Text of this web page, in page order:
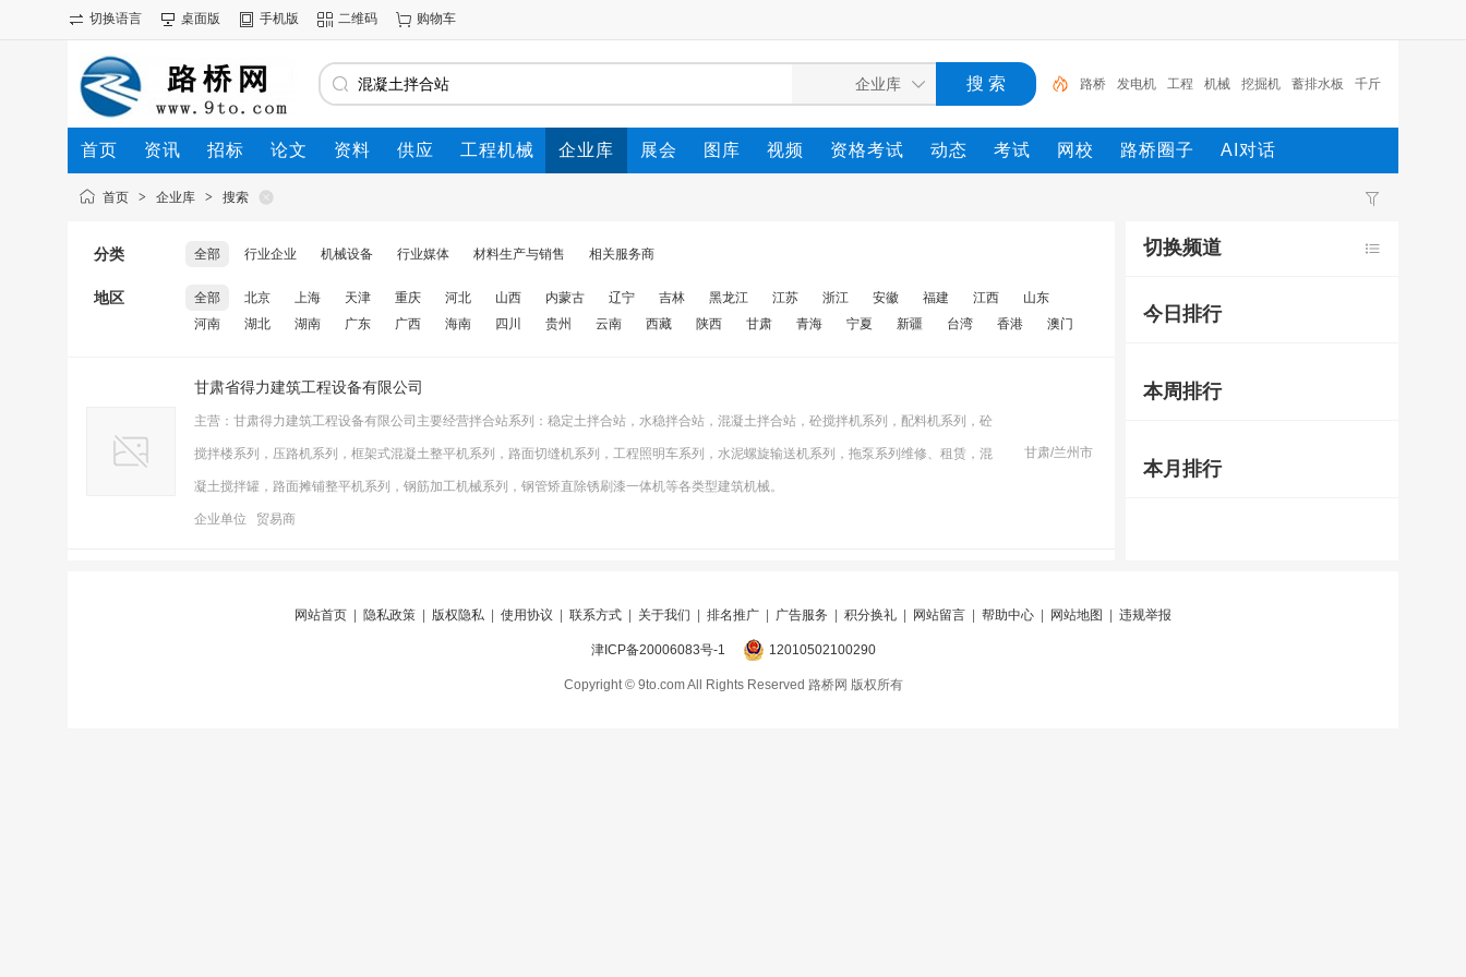
切换语言 桌面版 手机版 二维码 购物车
路桥 发电机 工程 机械 挖掘机 蓄排水板 千斤
顶 试验箱 土工格栅 土工布
首页 资讯 招标 论文 资料 供应 工程机械 企业库 展会 图库 视频 资格考试 动态 考试 网校 路桥圈子 AI对话
首页 > 企业库 > 搜索
分类 全部 行业企业 机械设备 行业媒体 材料生产与销售 相关服务商
地区 全部 北京 上海 天津 重庆 河北 山西 内蒙古 辽宁 吉林 黑龙江 江苏 浙江 安徽 福建 江西
山东
河南
湖北 湖南 广东 广西 海南 四川 贵州 云南 西藏 陕西 甘肃 青海 宁夏 新疆 台湾 香港 澳门
甘肃省得力建筑工程设备有限公司
主营：甘肃得力建筑工程设备有限公司主要经营拌合站系列：稳定土拌合站，水稳拌合站，混凝土拌合站，砼搅拌机系列，配料机系列，砼
搅拌楼系列，压路机系列，框架式混凝土整平机系列，路面切缝机系列，工程照明车系列，水泥螺旋输送机系列，拖泵系列维修、租赁，混
凝土搅拌罐，路面摊铺整平机系列，钢筋加工机械系列，钢管矫直除锈刷漆一体机等各类型建筑机械。
企业单位 贸易商
甘肃/兰州市
切换频道
今日排行
本周排行
本月排行
网站首页 隐私政策 版权隐私 使用协议 联系方式 关于我们 排名推广 广告服务 积分换礼 网站留言 帮助中心 网站地图 违规举报
津ICP备20006083号-1 12010502100290
Copyright © 9to.com All Rights Reserved 路桥网 版权所有